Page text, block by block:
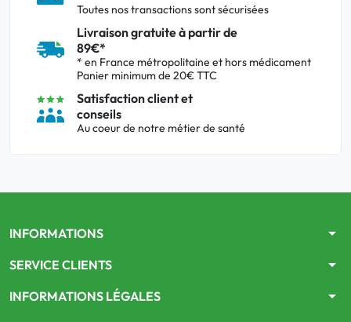
Toutes nos transactions sont sécurisées
Livraison gratuite à partir de
89€*
* en France métropolitaine et hors médicament
Panier minimum de 20€ TTC
Satisfaction client et
conseils
Au coeur de notre métier de santé
INFORMATIONS arrow_drop_down
SERVICE CLIENTS arrow_drop_down
INFORMATIONS LÉGALES arrow_drop_down